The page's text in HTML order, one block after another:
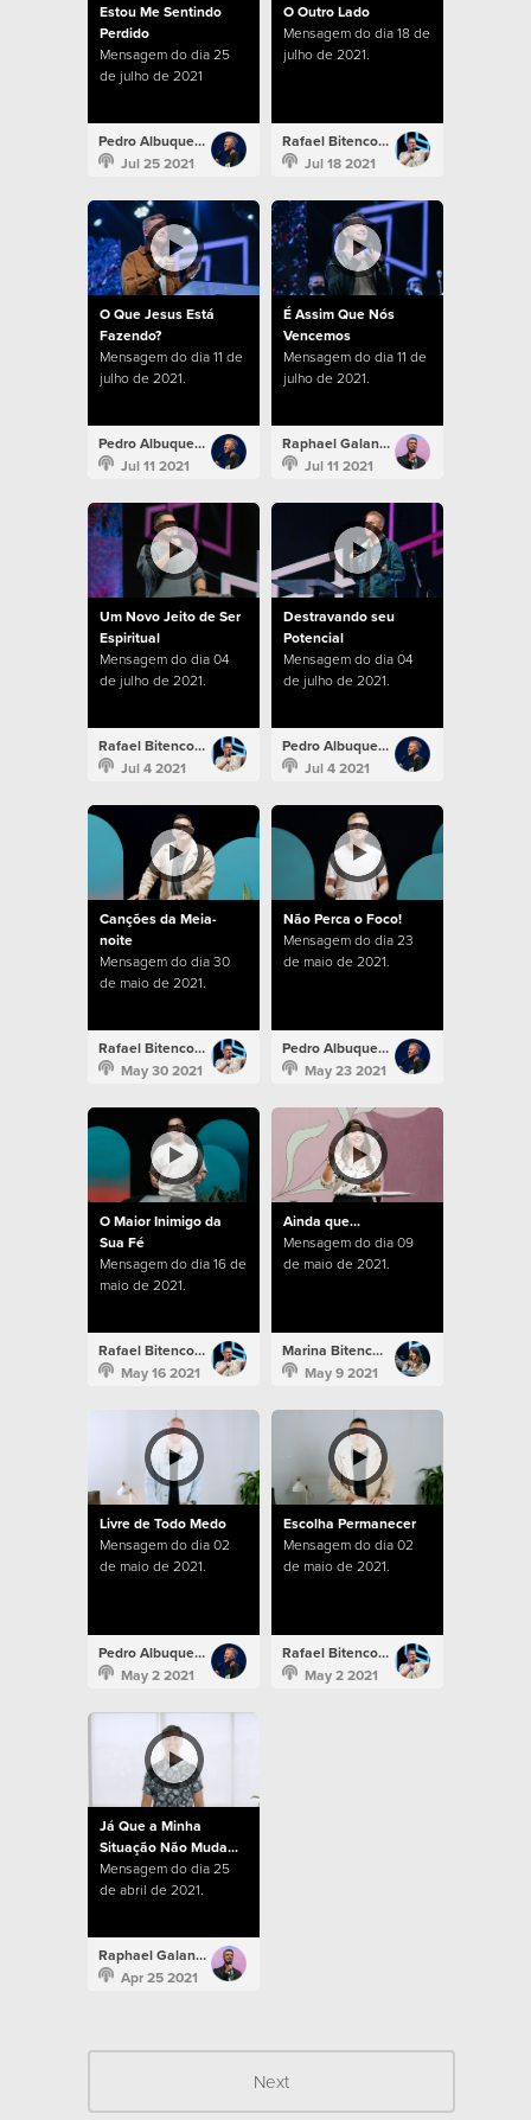
Estou Me Sentindo
Perdido
Mensagem do dia 25
de julho de 2021
Pedro Albuquerque
Jul 25 2021
O Outro Lado
Mensagem do dia 18 de
julho de 2021.
Rafael Bitencourt
Jul 18 2021
O Que Jesus Está
Fazendo?
Mensagem do dia 11 de
julho de 2021.
Pedro Albuquerque
Jul 11 2021
É Assim Que Nós
Vencemos
Mensagem do dia 11 de
julho de 2021.
Raphael Galante
Jul 11 2021
Um Novo Jeito de Ser
Espiritual
Mensagem do dia 04
de julho de 2021.
Rafael Bitencourt
Jul 4 2021
Destravando seu
Potencial
Mensagem do dia 04
de julho de 2021.
Pedro Albuquerque
Jul 4 2021
Canções da Meia-
noite
Mensagem do dia 30
de maio de 2021.
Rafael Bitencourt
May 30 2021
Não Perca o Foco!
Mensagem do dia 23
de maio de 2021.
Pedro Albuquerque
May 23 2021
O Maior Inimigo da
Sua Fé
Mensagem do dia 16 de
maio de 2021.
Rafael Bitencourt
May 16 2021
Ainda que...
Mensagem do dia 09
de maio de 2021.
Marina Bitencourt
May 9 2021
Livre de Todo Medo
Mensagem do dia 02
de maio de 2021.
Pedro Albuquerque
May 2 2021
Escolha Permanecer
Mensagem do dia 02
de maio de 2021.
Rafael Bitencourt
May 2 2021
Já Que a Minha
Situação Não Muda...
Mensagem do dia 25
de abril de 2021.
Raphael Galante
Apr 25 2021
Next